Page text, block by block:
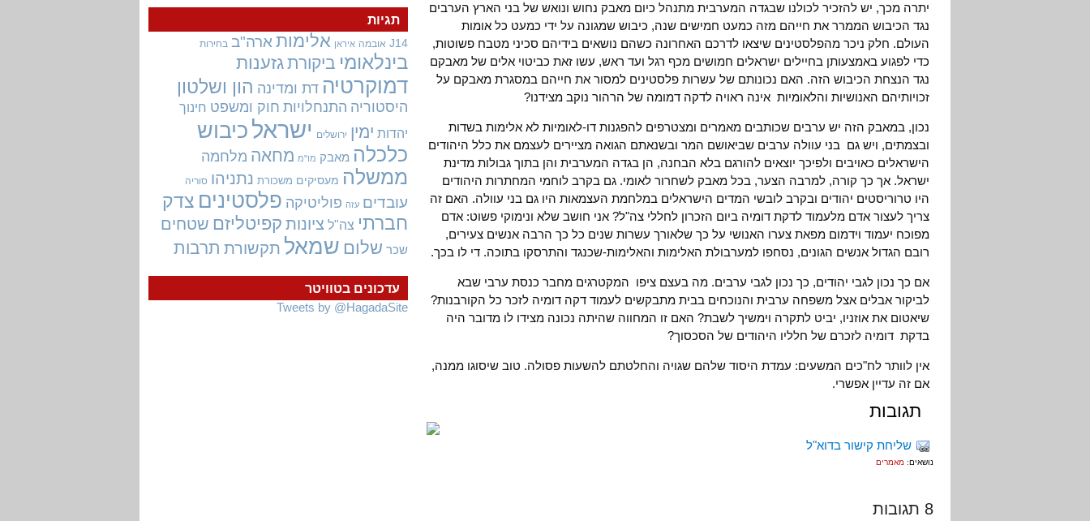
יתרה מכך, יש להזכיר לכולנו שבגדה המערבית מתנהל כיום מאבק נחוש ונואש של בני הארץ הערבים
נגד הכיבוש הממרר את חייהם מזה כמעט חמישים שנה, כיבוש שמגונה על ידי כמעט כל אומות
העולם. חלק ניכר מהפלסטינים שיצאו לדרכם האחרונה כשהם נושאים בידיהם סכיני מטבח פשוטות,
כדי לפגוע באמצעותן בחיילים ישראלים חמושים מכף רגל ועד ראש, עשו זאת כביטוי אלים של מאבקם
נגד הנצחת הכיבוש הזה. האם נכונותם של עשרות פלסטינים למסור את חייהם במסגרת מאבקם על
זכויותיהם האנושיות והלאומיות אינה ראויה לדקה דמומה של הרהור נוקב מצידנו?
נכון, במאבק הזה יש ערבים שכותבים מאמרים ומצטרפים להפגנות דו-לאומיות לא אלימות בשדות
ובצמתים, ויש גם בני עוולה ערבים שביאושם המר ובשנאתם הגואה מציירים לעצמם את כלל היהודים
הישראלים כאויבים ולפיכך יוצאים להורגם בלא הבחנה, הן בגדה המערבית והן בתוך גבולות מדינת
ישראל. אך כך קורה, למרבה הצער, בכל מאבק לשחרור לאומי. גם בקרב לוחמי המחתרות היהודים
היו טרוריסטים יהודים ובקרב לובשי המדים הישראלים במלחמת העצמאות היו גם בני עוולה. האם זה
צריך לעצור אדם מלעמוד לדקת דומיה ביום הזכרון לחללי צה"ל? אני חושב שלא ונימוקי פשוט: אדם
מפוכח יעמוד וידמום מפאת צערו האנושי על כך שלאורך עשרות שנים כל כך הרבה אנשים צעירים,
רובם הגדול אנשים הגונים, נסחפו למערבולת האלימות והאלימות-שכנגד והתרסקו בתוכה. די לו בכך.
אם כך נכון לגבי יהודים, כך נכון לגבי ערבים. מה בעצם ציפו המקטרגים מחבר כנסת ערבי שבא
לביקור אבלים אצל משפחה ערבית והנוכחים בבית מתבקשים לעמוד דקה דומיה לזכר כל הקורבנות?
שיאטום את אוזניו, יביט לתקרה וימשיך לשבת? האם זו המחווה שהיתה נכונה מצידו לו מדובר היה
בדקת דומיה לזכרם של חלליו היהודים של הסכסוך?
אין לוותר לח"כים המשעים: עמדת היסוד שלהם שגויה והחלטתם להשעות פסולה. טוב שיסוגו ממנה,
אם זה עדיין אפשרי.
תגובות
שליחת קישור בדוא"ל
נושאים: מאמרים
8 תגובות
עדכונים בטוויטר
Tweets by @HagadaSite
תגיות
J14 אובמה איראן אלימות ארה"ב בחירות
בינלאומי ביקורתגזענות
דמוקרטיה דת ומדינה הון ושלטון
היסטוריה התנחלויות חוק ומשפט חינוך
יהדות ימין ירושלים ישראל כיבוש
כלכלה מאבק מו"מ מחאה מלחמה
ממשלה מעסיקים משכורת נתניהו סוריה
עובדים עזה פוליטיקה פלסטינים צדק
חברתי צה"ל ציונות קפיטליזם שטחים
שכר שלום שמאל תקשורת תרבות